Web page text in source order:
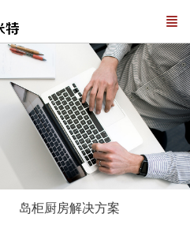
岛柜厨房解决方案